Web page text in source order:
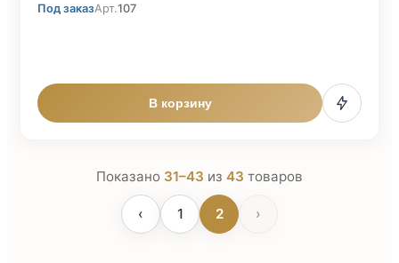
Под заказАрт.107
В корзину
Показано 31–43 из 43 товаров
‹ 1 2 ›